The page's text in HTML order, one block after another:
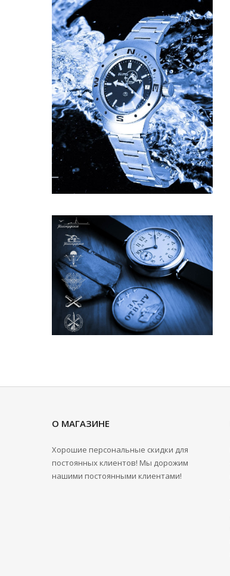
О МАГАЗИНЕ
Хорошие персональные скидки для
постоянных клиентов! Мы дорожим
нашими постоянными клиентами!